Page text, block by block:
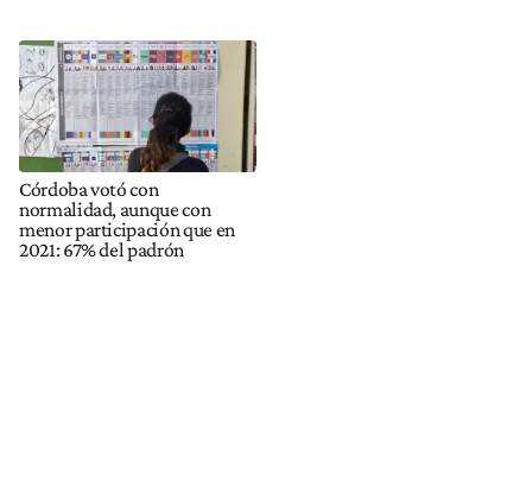
Córdoba votó con
normalidad, aunque con
menor participación que en
2021: 67% del padrón